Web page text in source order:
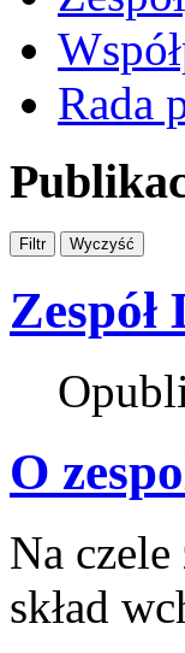
Rada
Zespół
O
Na czele
skład